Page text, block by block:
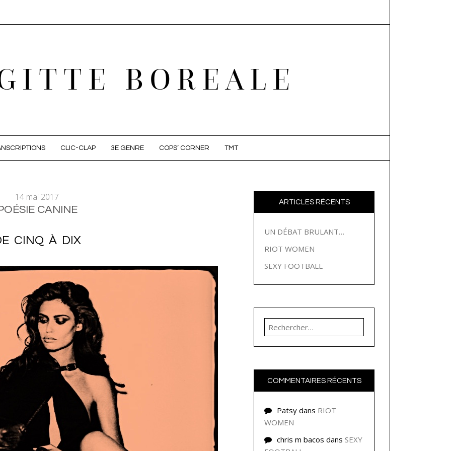
BOREALE
CLIC-CLAP 3E GENRE COPS’ CORNER TMT
14 mai 2017
CANINE
CINQ À DIX
ARTICLES RÉCENTS
UN DÉBAT BRULANT…
RIOT WOMEN
SEXY FOOTBALL
Rechercher :
COMMENTAIRES RÉCENTS
Patsy dans RIOT
WOMEN
chris m bacos dans SEXY